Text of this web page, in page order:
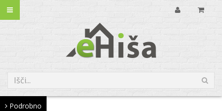
Podrobno